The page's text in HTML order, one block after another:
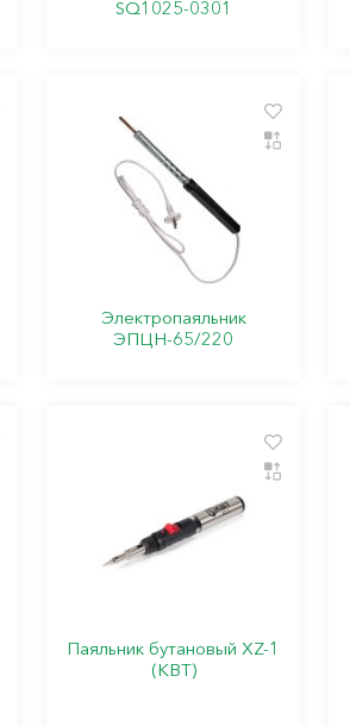
SQ1025-0301
Электропаяльник
ЭПЦН-65/220
Паяльник бутановый ХZ-1
(КВТ)